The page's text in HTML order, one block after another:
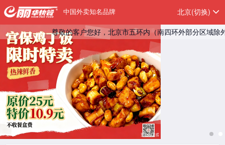
中国外卖知名品牌 北京(切换)
尊敬的客户您好，北京市五环内（南四环外部分区域除